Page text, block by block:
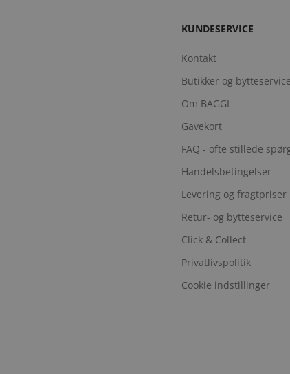
KUNDESERVICE
Kontakt
Butikker og bytteservice
Om BAGGI
Gavekort
FAQ - ofte stillede
Handelsbetingelser
Levering og fragtpriser
Retur- og bytteservice
Click & Collect
Privatlivspolitik
Cookie indstillinger